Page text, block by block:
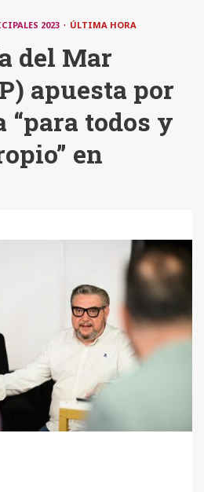
2023 ÚLTIMA HORA
del Mar
apuesta por
todos y
en